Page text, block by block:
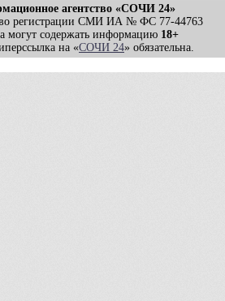
агентство «СОЧИ 24»
регистрации СМИ ИА № ФС 77-44763
могут содержать информацию 18+
на «СОЧИ 24» обязательна.